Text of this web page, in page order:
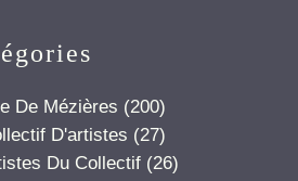
De Mézières (200)
D'artistes (27)
Du Collectif (26)